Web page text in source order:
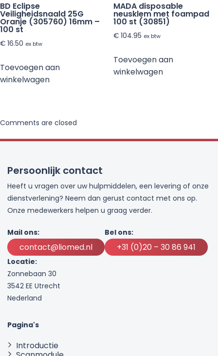
BD Eclipse
Veiligheidsnaald 25G
Oranje (305760) 16mm –
100 st
€ 16.50 ex btw
Toevoegen aan
winkelwagen
MADA disposable
neusklem met foampad
100 st (30851)
€104.95 ex btw
Toevoegen aan
winkelwagen
Comments are closed
Persoonlijk contact
Heeft u vragen over uw hulpmiddelen, een levering of onze
dienstverlening? Neem dan gerust contact met ons op.
Onze medewerkers helpen u graag verder.
Mail ons:
contact@liomed.nl
Bel ons:
+31 (0)20 – 30 86 941
Locatie:
Zonnebaan 30
3542 EE Utrecht
Nederland
Pagina's
Introductie